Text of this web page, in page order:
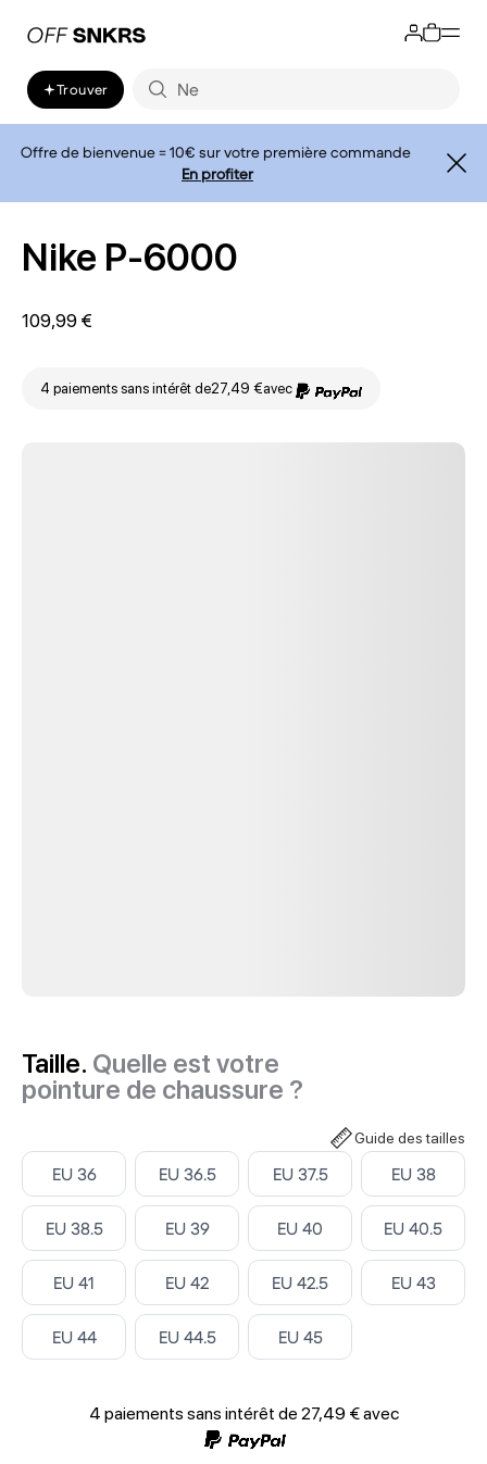
Trouver
Offre de bienvenue = 10€ sur votre première commande
En profiter
Nike P-6000
109,99 €
4 paiements sans intérêt de27,49 €avec
Taille. Quelle est votre
pointure de chaussure ?
Guide des tailles
Select ‎
EU 36 Select ‎
EU 36.5 Select ‎
EU 37.5 Select ‎
EU 38
Select ‎
EU 38.5 Select ‎
EU 39 Select ‎
EU 40 Select ‎
EU 40.5
Select ‎
EU 41 Select ‎
EU 42 Select ‎
EU 42.5 Select ‎
EU 43
Select ‎
EU 44 Select ‎
EU 44.5 Select ‎
EU 45
4 paiements sans intérêt de 27,49 €avec